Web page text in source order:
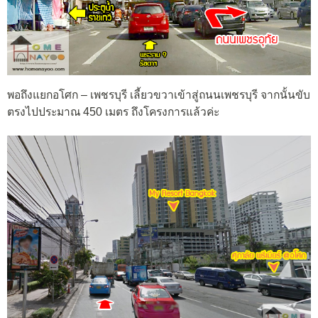
พอถึงแยกอโศก – เพชรบุรี เลี้ยวขวาเข้าสู่ถนนเพชรบุรี จากนั้นขับ
ตรงไปประมาณ 450 เมตร ถึงโครงการแล้วค่ะ